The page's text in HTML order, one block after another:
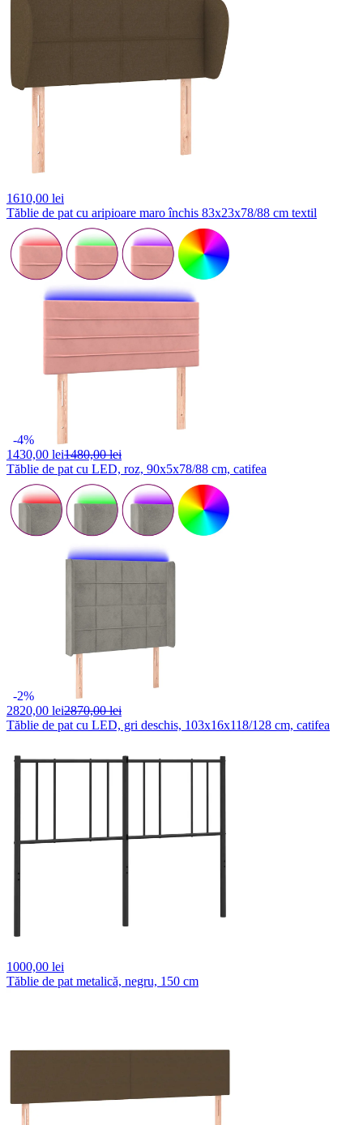
1610,00 lei
Tăblie de pat cu aripioare maro închis 83x23x78/88 cm textil
-4%
1430,00 lei1480,00 lei
Tăblie de pat cu LED, roz, 90x5x78/88 cm, catifea
-2%
2820,00 lei2870,00 lei
Tăblie de pat cu LED, gri deschis, 103x16x118/128 cm, catifea
1000,00 lei
Tăblie de pat metalică, negru, 150 cm